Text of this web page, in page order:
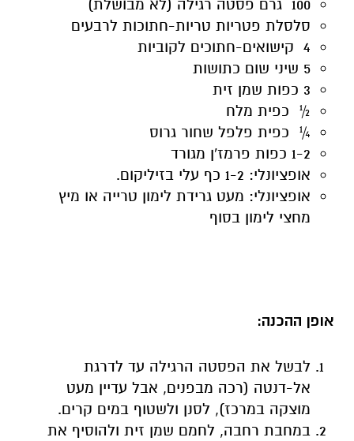
100 גרם פסטה רגילה (לא מבושלת)
סלסלת פטריות טריות-חתוכות לרבעים
4 קישואים-חתוכים לקוביות
5 שיני שום כתושות
3 כפות שמן זית
½ כפית מלח
¼ כפית פלפל שחור גרוס
1-2 כפות פרמז'ן מגורד
אופציונלי: 1-2 כף עלי בזיליקום.
אופציונלי: מעט גרידת לימון טרייה או מיץ
מחצי לימון בסוף
אופן ההכנה:
לבשל את הפסטה הרגילה עד לדרגת
אל-דנטה (רכה מבפנים, אבל עדיין מעט
מוצקה במרכז), לסנן ולשטוף במים קרים.
במחבת רחבה, לחמם שמן זית ולהוסיף את